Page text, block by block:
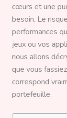
cœurs et une
besoin. Le
performances
jeux ou vos
nous allons
que vous
correspond
portefeuille.